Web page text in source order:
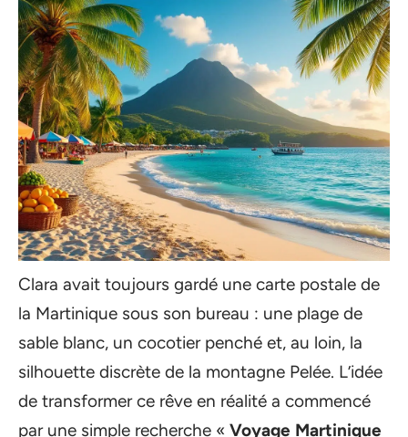
Clara avait toujours gardé une carte postale de
la Martinique sous son bureau : une plage de
sable blanc, un cocotier penché et, au loin, la
silhouette discrète de la montagne Pelée. L’idée
de transformer ce rêve en réalité a commencé
par une simple recherche « Voyage Martinique